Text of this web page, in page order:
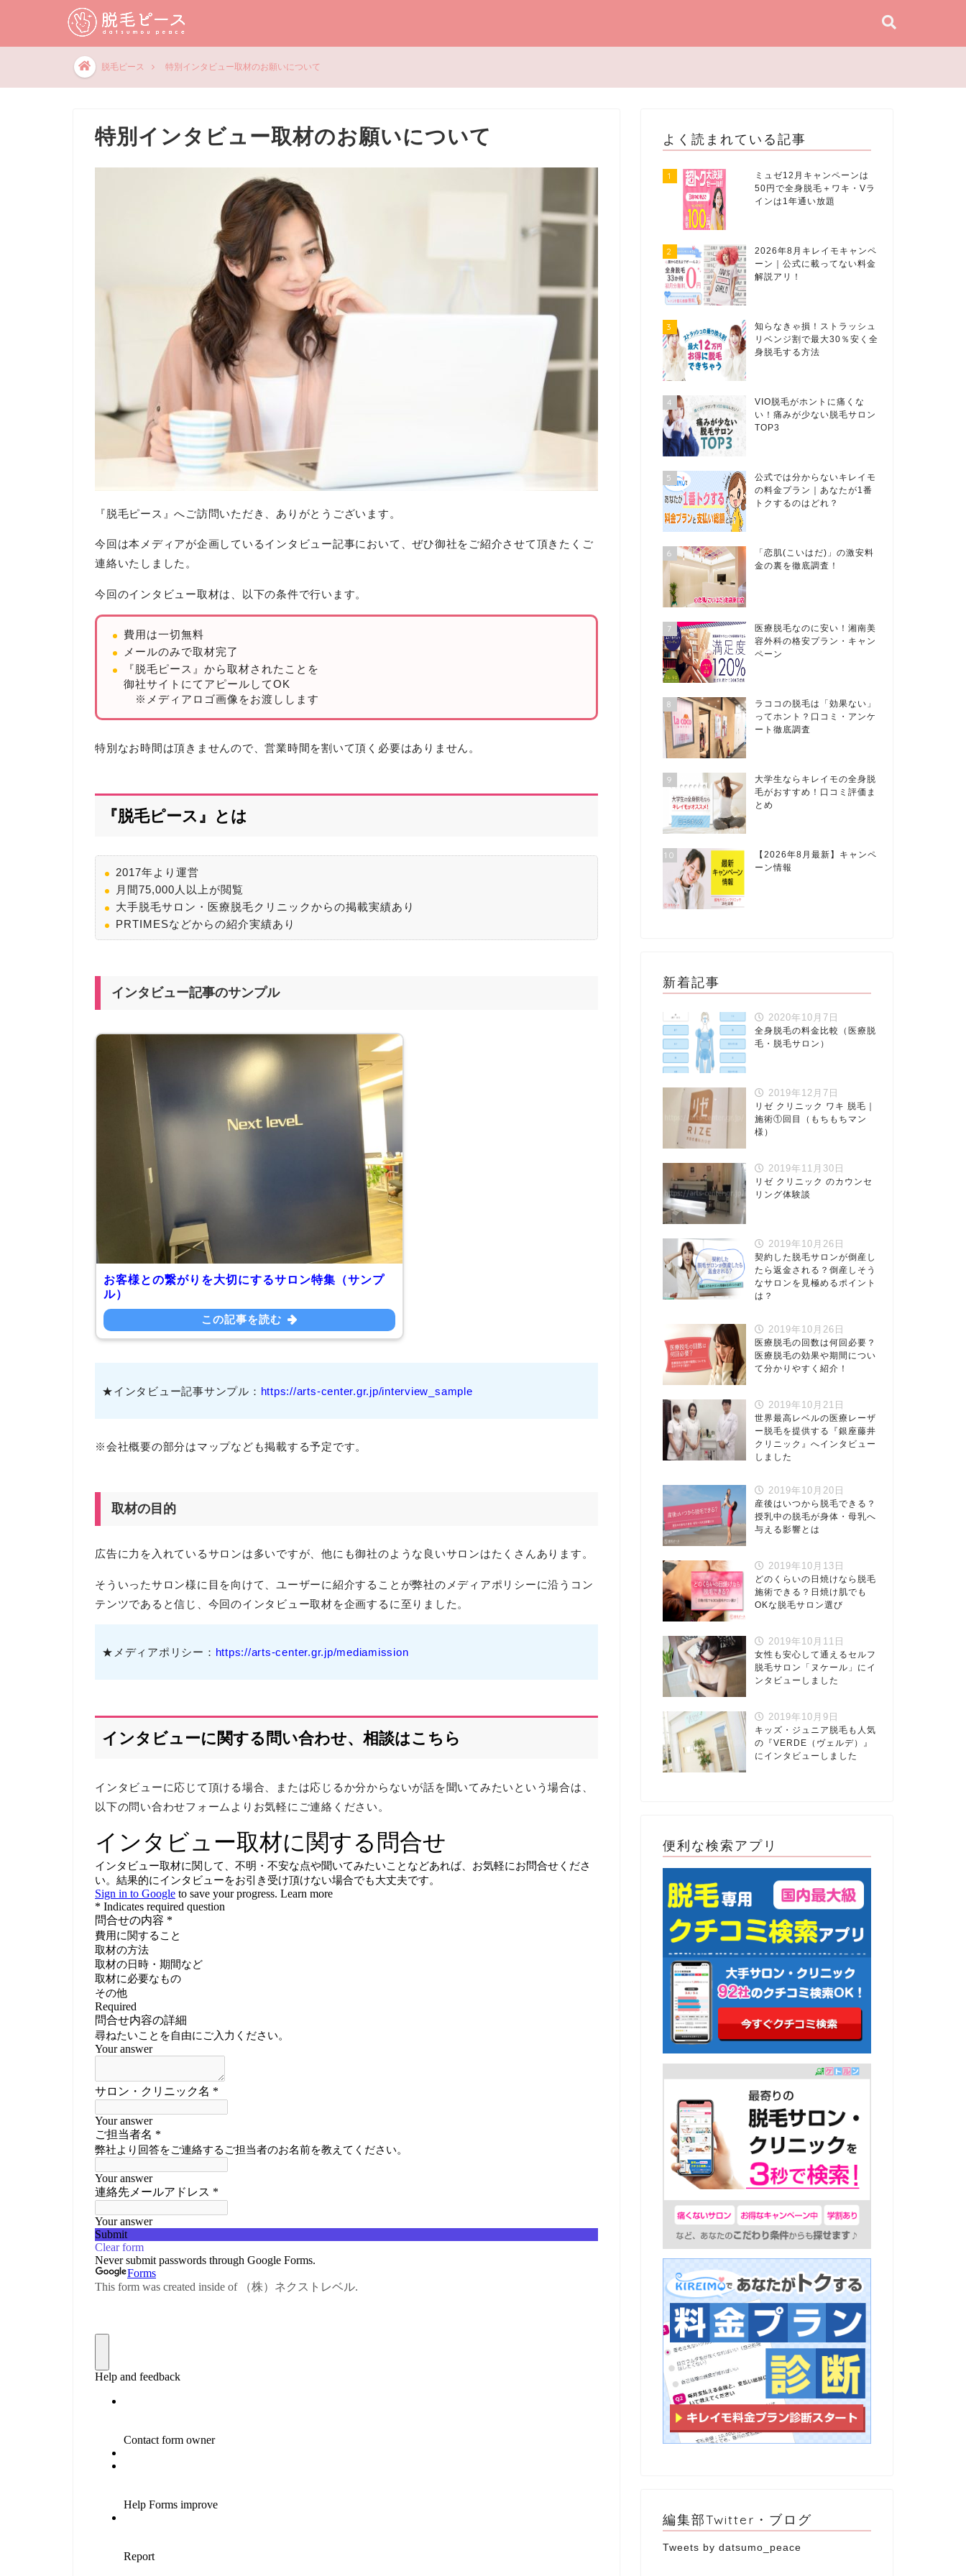
脱毛ピース 特別インタビュー取材のお願いについて
特別インタビュー取材のお願いについて
『脱毛ピース』へご訪問いただき、ありがとうございます。
今回は本メディアが企画しているインタビュー記事において、ぜひ御社をご紹介させて頂きたくご
連絡いたしました。
今回のインタビュー取材は、以下の条件で行います。
費用は一切無料
メールのみで取材完了
『脱毛ピース』から取材されたことを
御社サイトにてアピールしてOK
※メディアロゴ画像をお渡しします
特別なお時間は頂きませんので、営業時間を割いて頂く必要はありません。
『脱毛ピース』とは
2017年より運営
月間75,000人以上が閲覧
大手脱毛サロン・医療脱毛クリニックからの掲載実績あり
PRTIMESなどからの紹介実績あり
インタビュー記事のサンプル
お客様との繋がりを大切にするサロン特集（サンプ
ル）
この記事を読む
★インタビュー記事サンプル： https://arts-center.gr.jp/interview_sample
※会社概要の部分はマップなども掲載する予定です。
取材の目的
広告に力を入れているサロンは多いですが、他にも御社のような良いサロンはたくさんあります。
そういったサロン様に目を向けて、ユーザーに紹介することが弊社のメディアポリシーに沿うコン
テンツであると信じ、今回のインタビュー取材を企画するに至りました。
★メディアポリシー： https://arts-center.gr.jp/mediamission
インタビューに関する問い合わせ、相談はこちら
インタビューに応じて頂ける場合、または応じるか分からないが話を聞いてみたいという場合は、
以下の問い合わせフォームよりお気軽にご連絡ください。
よく読まれている記事
1
ミュゼ12月キャンペーンは
50円で全身脱毛＋ワキ・Vラ
インは1年通い放題
2
2026年8月キレイモキャンペ
ーン｜公式に載ってない料金
解説アリ！
3
知らなきゃ損！ストラッシュ
リベンジ割で最大30％安く全
身脱毛する方法
4
VIO脱毛がホントに痛くな
い！痛みが少ない脱毛サロン
TOP3
5
公式では分からないキレイモ
の料金プラン｜あなたが1番
トクするのはどれ？
6
「恋肌(こいはだ)」の激安料
金の裏を徹底調査！
7
医療脱毛なのに安い！湘南美
容外科の格安プラン・キャン
ペーン
8
ラココの脱毛は「効果ない」
ってホント？口コミ・アンケ
ート徹底調査
9
大学生ならキレイモの全身脱
毛がおすすめ！口コミ評価ま
とめ
10
【2026年8月最新】キャンペ
ーン情報
新着記事
2020年10月7日
全身脱毛の料金比較（医療脱
毛・脱毛サロン）
2019年12月7日
リゼ クリニック ワキ 脱毛｜
施術①回目（もちもちマン
様）
2019年11月30日
リゼ クリニック のカウンセ
リング体験談
2019年10月26日
契約した脱毛サロンが倒産し
たら返金される？倒産しそう
なサロンを見極めるポイント
は？
2019年10月26日
医療脱毛の回数は何回必要？
医療脱毛の効果や期間につい
て分かりやすく紹介！
2019年10月21日
世界最高レベルの医療レーザ
ー脱毛を提供する『銀座藤井
クリニック』へインタビュー
しました
2019年10月20日
産後はいつから脱毛できる？
授乳中の脱毛が身体・母乳へ
与える影響とは
2019年10月13日
どのくらいの日焼けなら脱毛
施術できる？日焼け肌でも
OKな脱毛サロン選び
2019年10月11日
女性も安心して通えるセルフ
脱毛サロン「ヌケール」にイ
ンタビューしました
2019年10月9日
キッズ・ジュニア脱毛も人気
の『VERDE（ヴェルデ）』
にインタビューしました
便利な検索アプリ
編集部Twitter・ブログ
Tweets by datsumo_peace